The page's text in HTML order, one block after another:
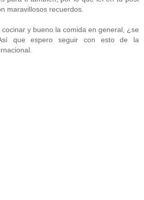
maravillosos recuerdos.
y bueno la comida en general, ¿se
que espero seguir con esto de la